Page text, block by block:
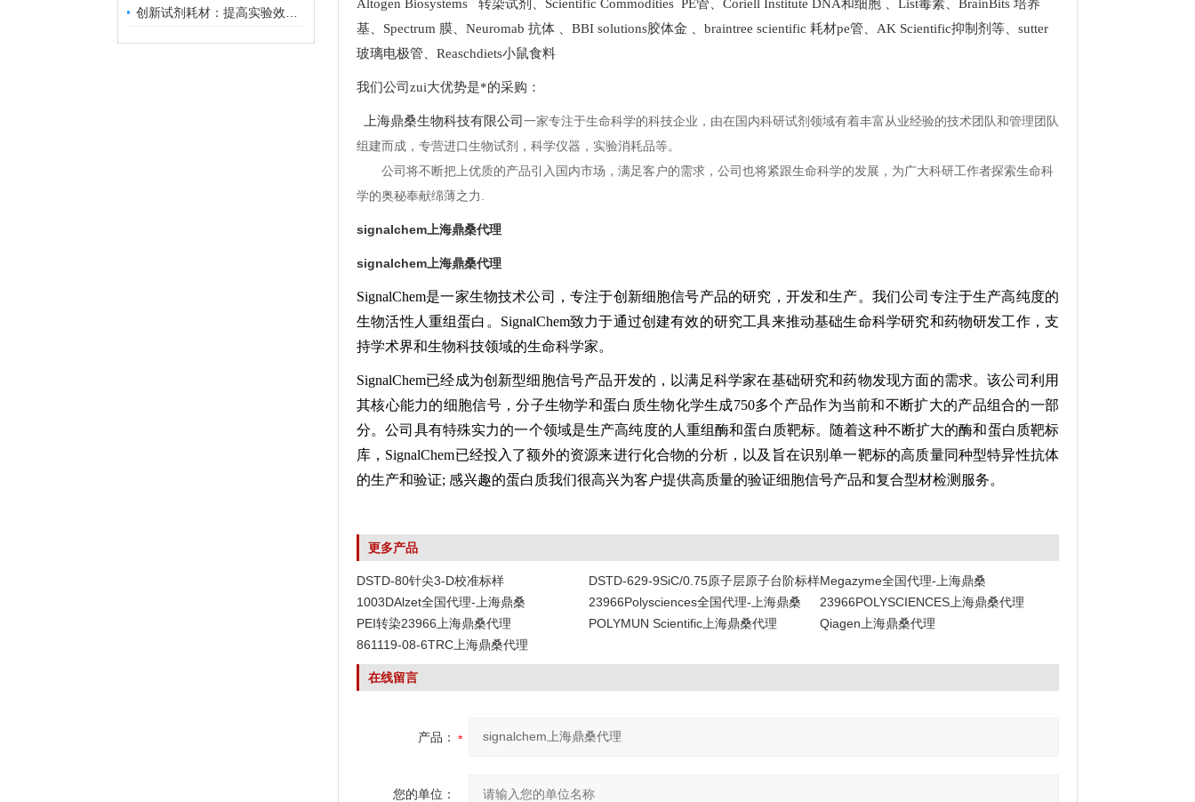
Altogen Biosystems 转染试剂
Scientific Commodities PE管 Coriell Institute DNA和细胞 List毒素、 BrainBits 培养
基
Spectrum 膜 Neuromab 抗体 BBI solutions胶体金 braintree scientific 耗材pe管 AK Scientific抑制剂等、 sutter
玻璃电极管
Reaschdiets小鼠食料
我们公司zui大优势是*的采购 ：
上海鼎桑生物科技有限公司 一家专注于生命科学的科技企业，由在国内科研试剂领域有着丰富从业经验的技术团队和管理团队
组建而成，专营进口生物试剂，科学仪器，实验消耗品等。
公司将不断把上优质的产品引入国内市场，满足客户的需求，公司也将紧跟生命科学的发展，为广大科研工作者探索生命科
学的奥秘奉献绵薄之力.
signalchem上海鼎桑代理
signalchem上海鼎桑代理
SignalChem是一家生物技术公司，专注于创新细胞信号产品的研究，开发和生产。我们公司专注于生产高纯度的
生物活性人重组蛋白。SignalChem致力于通过创建有效的研究工具来推动基础生命科学研究和药物研发工作，支
持学术界和生物科技领域的生命科学家。
SignalChem已经成为创新型细胞信号产品开发的，以满足科学家在基础研究和药物发现方面的需求。该公司利用
其核心能力的细胞信号，分子生物学和蛋白质生物化学生成750多个产品作为当前和不断扩大的产品组合的一部
分。公司具有特殊实力的一个领域是生产高纯度的人重组酶和蛋白质靶标。随着这种不断扩大的酶和蛋白质靶标
库，SignalChem已经投入了额外的资源来进行化合物的分析，以及旨在识别单一靶标的高质量同种型特异性抗体
的生产和验证; 感兴趣的蛋白质我们很高兴为客户提供高质量的验证细胞信号产品和复合型材检测服务。
更多产品
DSTD-80针尖3-D校准标样 DSTD-629-9SiC/0.75原子层原子台阶标样Megazyme全国代理-上海鼎桑
1003DAlzet全国代理-上海鼎桑
23966Polysciences全国代理-上海鼎桑
23966POLYSCIENCES上海鼎桑代理
PEI转染23966上海鼎桑代理
POLYMUN Scientific上海鼎桑代理
Qiagen上海鼎桑代理
861119-08-6TRC上海鼎桑代理
在线留言
产品：
您的单位：